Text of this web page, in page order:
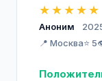
★★★★★
Аноним
📍 Москва⭐ 5